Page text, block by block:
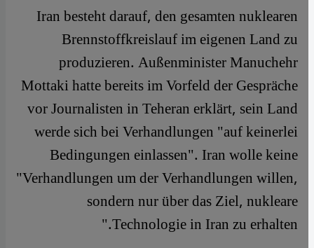
Iran besteht darauf, den gesamten nuklearen
Brennstoffkreislauf im eigenen Land zu
produzieren. Außenminister Manuchehr
Mottaki hatte bereits im Vorfeld der Gespräche
vor Journalisten in Teheran erklärt, sein Land
werde sich bei Verhandlungen "auf keinerlei
Bedingungen einlassen". Iran wolle keine
"Verhandlungen um der Verhandlungen willen,
sondern nur über das Ziel, nukleare
Technologie in Iran zu erhalten."